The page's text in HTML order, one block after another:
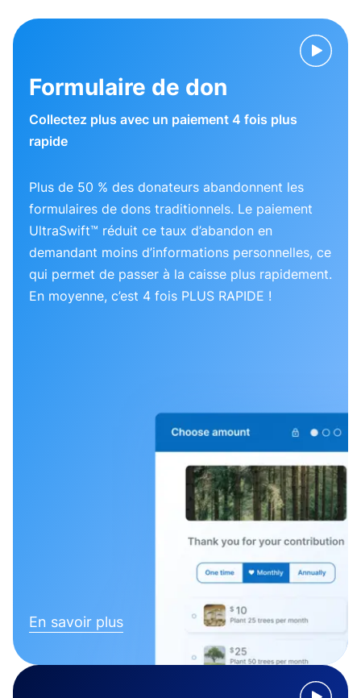
Formulaire de don
Collectez plus avec un paiement 4 fois plus
rapide
Plus de 50 % des donateurs abandonnent les
formulaires de dons traditionnels. Le paiement
UltraSwift™ réduit ce taux d’abandon en
demandant moins d’informations personnelles, ce
qui permet de passer à la caisse plus rapidement.
En moyenne, c’est 4 fois PLUS RAPIDE !
En savoir plus